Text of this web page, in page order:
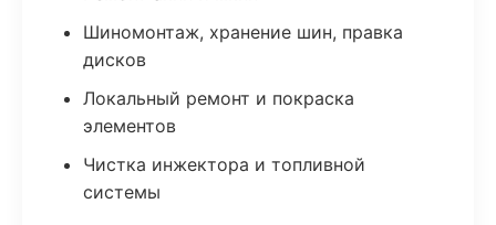
Шиномонтаж, хранение шин, правка
дисков
Локальный ремонт и покраска
элементов
Чистка инжектора и топливной
системы